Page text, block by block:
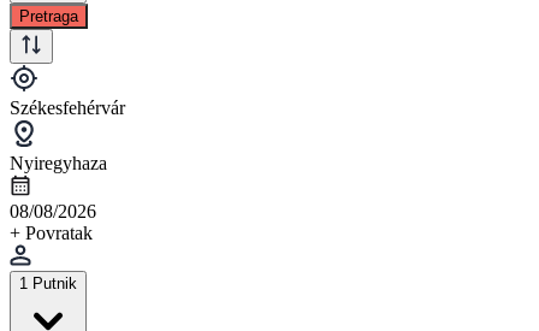
Pretraga
Székesfehérvár
Nyiregyhaza
08/08/2026
+ Povratak
1 Putnik